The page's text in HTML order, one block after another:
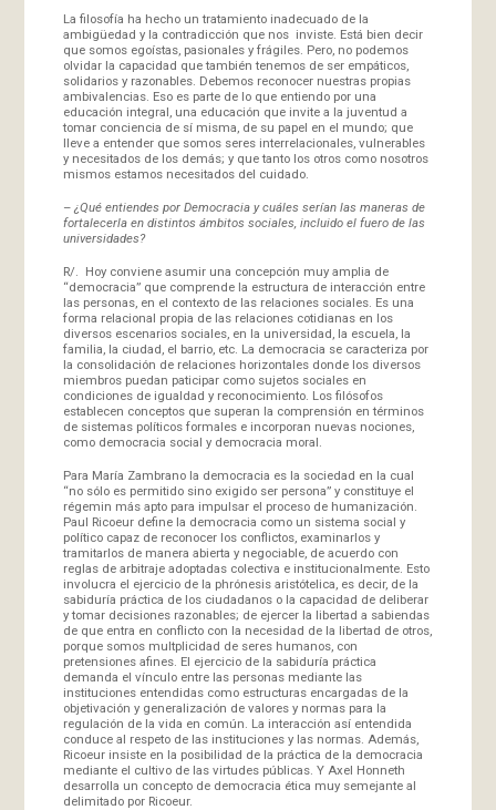
La filosofía ha hecho un tratamiento inadecuado de la
ambigüedad y la contradicción que nos inviste. Está bien decir
que somos egoístas, pasionales y frágiles. Pero, no podemos
olvidar la capacidad que también tenemos de ser empáticos,
solidarios y razonables. Debemos reconocer nuestras propias
ambivalencias. Eso es parte de lo que entiendo por una
educación integral, una educación que invite a la juventud a
tomar conciencia de sí misma, de su papel en el mundo; que
lleve a entender que somos seres interrelacionales, vulnerables
y necesitados de los demás; y que tanto los otros como nosotros
mismos estamos necesitados del cuidado.
– ¿Qué entiendes por Democracia y cuáles serían las maneras de
fortalecerla en distintos ámbitos sociales, incluido el fuero de las
universidades?
R/. Hoy conviene asumir una concepción muy amplia de
“democracia” que comprende la estructura de interacción entre
las personas, en el contexto de las relaciones sociales. Es una
forma relacional propia de las relaciones cotidianas en los
diversos escenarios sociales, en la universidad, la escuela, la
familia, la ciudad, el barrio, etc. La democracia se caracteriza por
la consolidación de relaciones horizontales donde los diversos
miembros puedan paticipar como sujetos sociales en
condiciones de igualdad y reconocimiento. Los filósofos
establecen conceptos que superan la comprensión en términos
de sistemas políticos formales e incorporan nuevas nociones,
como democracia social y democracia moral.
Para María Zambrano la democracia es la sociedad en la cual
“no sólo es permitido sino exigido ser persona” y constituye el
régemin más apto para impulsar el proceso de humanización.
Paul Ricoeur define la democracia como un sistema social y
político capaz de reconocer los conflictos, examinarlos y
tramitarlos de manera abierta y negociable, de acuerdo con
reglas de arbitraje adoptadas colectiva e institucionalmente. Esto
involucra el ejercicio de la phrónesis aristótelica, es decir, de la
sabiduría práctica de los ciudadanos o la capacidad de deliberar
y tomar decisiones razonables; de ejercer la libertad a sabiendas
de que entra en conflicto con la necesidad de la libertad de otros,
porque somos multplicidad de seres humanos, con
pretensiones afines. El ejercicio de la sabiduría práctica
demanda el vínculo entre las personas mediante las
instituciones entendidas como estructuras encargadas de la
objetivación y generalización de valores y normas para la
regulación de la vida en común. La interacción así entendida
conduce al respeto de las instituciones y las normas. Además,
Ricoeur insiste en la posibilidad de la práctica de la democracia
mediante el cultivo de las virtudes públicas. Y Axel Honneth
desarrolla un concepto de democracia ética muy semejante al
delimitado por Ricoeur.